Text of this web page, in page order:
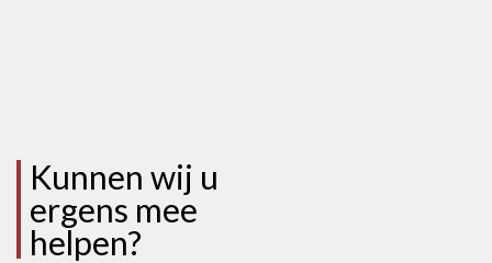
Kunnen wij u
ergens mee
helpen?